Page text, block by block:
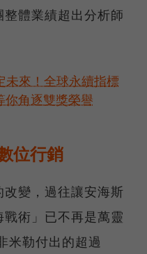
體業績超出分析師
未來！全球永續指標
角逐雙獎榮譽
位行銷
變，過往讓安海斯
術」已不再是萬靈
米勒付出的超過